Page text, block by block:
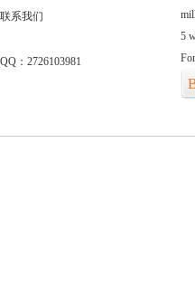
联系我们
QQ：2726103981
5